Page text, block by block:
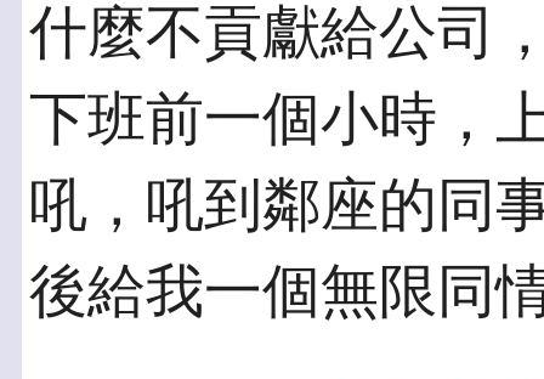
什麼不貢獻給公司
下班前一個小時，
吼，吼到鄰座的同
後給我一個無限同